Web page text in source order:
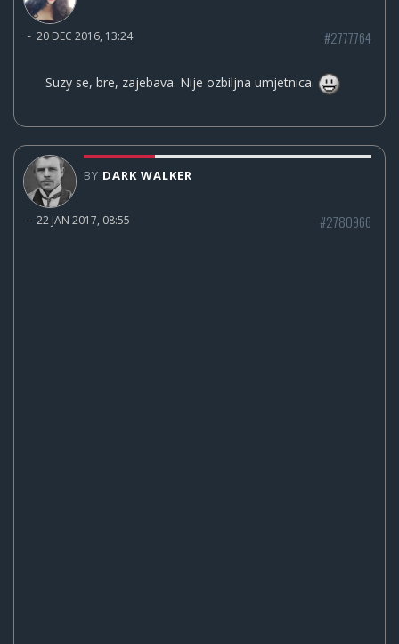
- 20 DEC 2016, 13:24 #2777764
Suzy se, bre, zajebava. Nije ozbiljna umjetnica.
BY DARK WALKER
- 22 JAN 2017, 08:55 #2780966